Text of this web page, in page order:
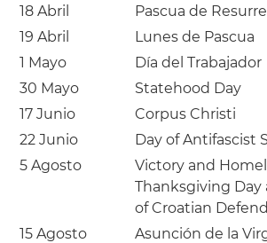
18 Abril
Pascua de
19 Abril
Lunes de Pascua
1 Mayo
Día del Trabajador
30 Mayo
Statehood Day
17 Junio
Corpus Christi
22 Junio
Day of Antifascist
5 Agosto
Victory and
Thanksgiving Day
of Croatian
15 Agosto
Asunción de la